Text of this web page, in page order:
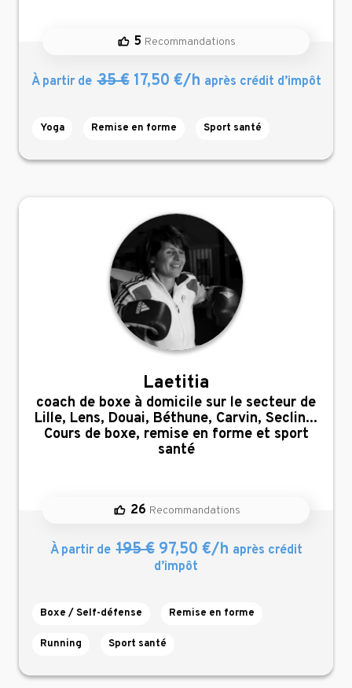
5 Recommandations
À partir de 35 €17,50 €/h après crédit d’impôt
Yoga Remise en forme Sport santé
Laetitia
,
coach de boxe à domicile sur le secteur de
Lille, Lens, Douai, Béthune, Carvin, Seclin...
Cours de boxe, remise en forme et sport
santé
26 Recommandations
À partir de 195 €97,50 €/h après crédit
d’impôt
Boxe / Self-défense Remise en forme
Running Sport santé